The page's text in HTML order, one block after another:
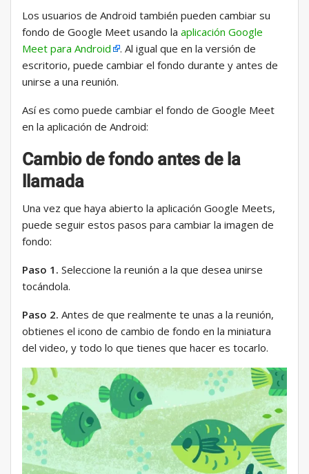
Los usuarios de Android también pueden cambiar su
fondo de Google Meet usando la aplicación Google
Meet para Android
. Al igual que en la versión de
escritorio, puede cambiar el fondo durante y antes de
unirse a una reunión.
Así es como puede cambiar el fondo de Google Meet
en la aplicación de Android:
Cambio de fondo antes de la
llamada
Una vez que haya abierto la aplicación Google Meets,
puede seguir estos pasos para cambiar la imagen de
fondo:
Paso 1. Seleccione la reunión a la que desea unirse
tocándola.
Paso 2. Antes de que realmente te unas a la reunión,
obtienes el icono de cambio de fondo en la miniatura
del video, y todo lo que tienes que hacer es tocarlo.